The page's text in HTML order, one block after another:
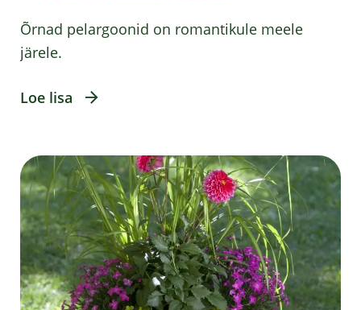
Õrnad pelargoonid on romantikule meele
järele.
Loe lisa